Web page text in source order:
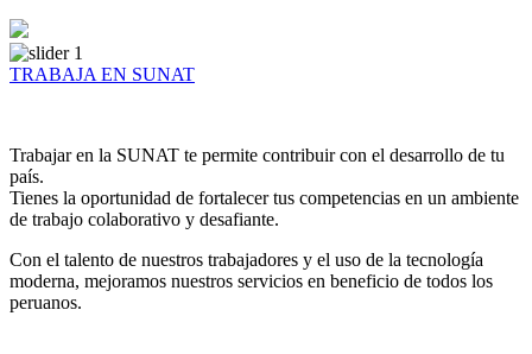
TRABAJA EN SUNAT
Trabajar en la SUNAT te permite contribuir con el desarrollo de tu
país.
Tienes la oportunidad de fortalecer tus competencias en un ambiente
de trabajo colaborativo y desafiante.
Con el talento de nuestros trabajadores y el uso de la tecnología
moderna, mejoramos nuestros servicios en beneficio de todos los
peruanos.